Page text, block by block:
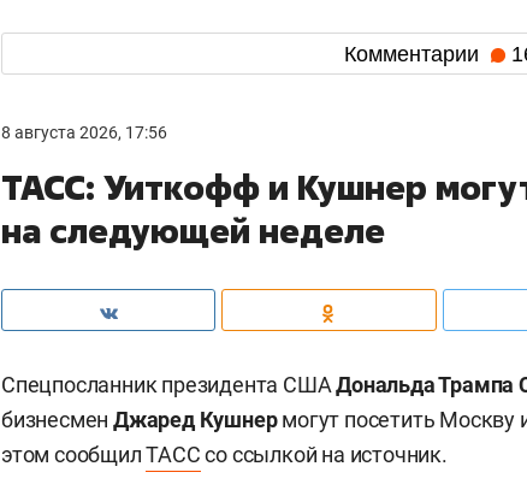
Комментарии
8 августа 2026, 17:56
ТАСС: Уиткофф и Кушнер
на следующей неделе
Спецпосланник президента СШАДональда Трампа
бизнесменДжаред Кушнермогут посетить
этом сообщилТАССсо ссылкой на источник.